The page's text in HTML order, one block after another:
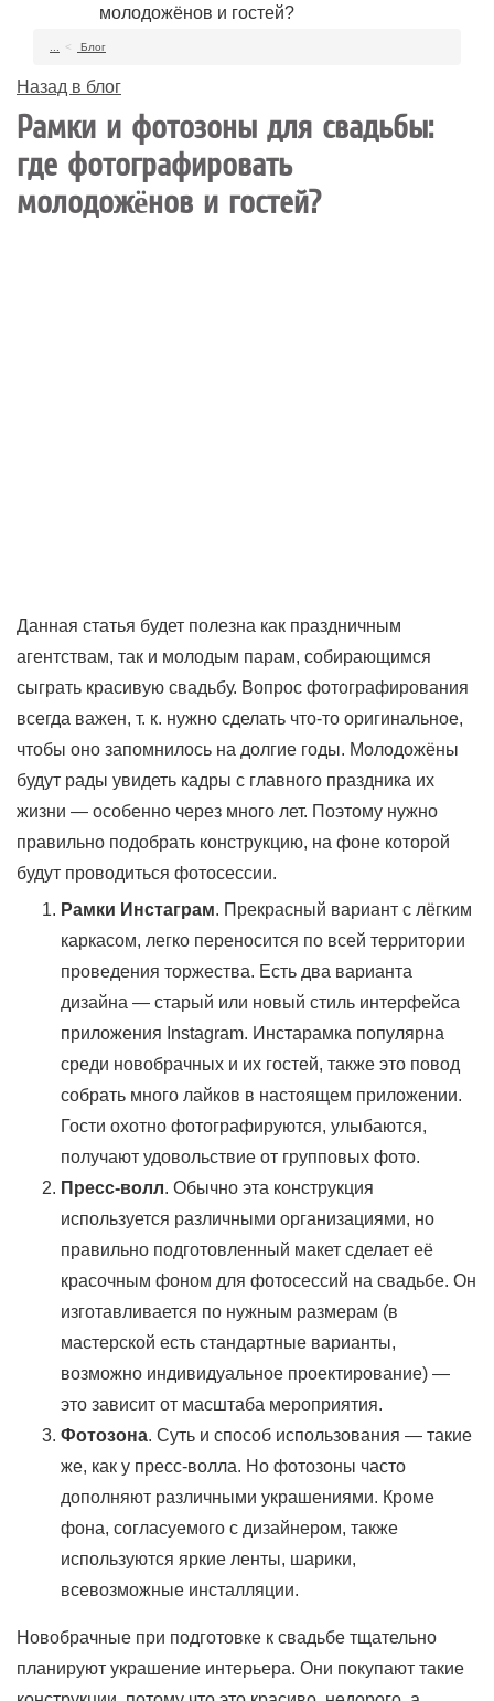
Блог
Назад в блог
Рамки и фотозоны для свадьбы:
где фотографировать
молодожёнов и гостей?
Данная статья будет полезна как праздничным
агентствам, так и молодым парам, собирающимся
сыграть красивую свадьбу. Вопрос фотографирования
всегда важен, т. к. нужно сделать что-то оригинальное,
чтобы оно запомнилось на долгие годы. Молодожёны
будут рады увидеть кадры с главного праздника их
жизни — особенно через много лет. Поэтому нужно
правильно подобрать конструкцию, на фоне которой
будут проводиться фотосессии.
Рамки Инстаграм. Прекрасный вариант с лёгким
каркасом, легко переносится по всей территории
проведения торжества. Есть два варианта
дизайна — старый или новый стиль интерфейса
приложения Instagram. Инстарамка популярна
среди новобрачных и их гостей, также это повод
собрать много лайков в настоящем приложении.
Гости охотно фотографируются, улыбаются,
получают удовольствие от групповых фото.
Пресс-волл. Обычно эта конструкция
используется различными организациями, но
правильно подготовленный макет сделает её
красочным фоном для фотосессий на свадьбе. Он
изготавливается по нужным размерам (в
мастерской есть стандартные варианты,
возможно индивидуальное проектирование) —
это зависит от масштаба мероприятия.
Фотозона. Суть и способ использования — такие
же, как у пресс-волла. Но фотозоны часто
дополняют различными украшениями. Кроме
фона, согласуемого с дизайнером, также
используются яркие ленты, шарики,
всевозможные инсталляции.
Новобрачные при подготовке к свадьбе тщательно
планируют украшение интерьера. Они покупают такие